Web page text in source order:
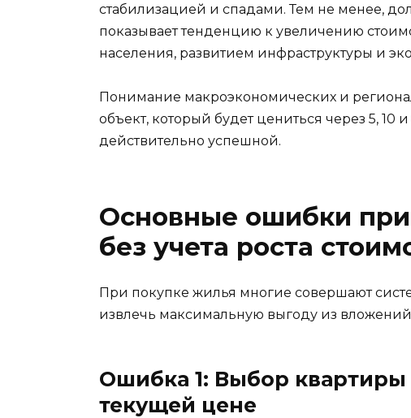
стабилизацией и спадами. Тем не менее,
показывает тенденцию к увеличению
населения, развитием инфраструктуры и
Понимание макроэкономических и
объект, который будет цениться через 5, 10
действительно успешной.
Основные ошибки
без учета роста
При покупке жилья многие совершают
извлечь максимальную выгоду из
Ошибка 1: Выбор
текущей цене